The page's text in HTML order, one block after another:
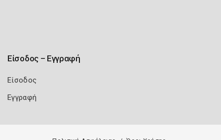
Είσοδος – Εγγραφή
Είσοδος
Εγγραφή